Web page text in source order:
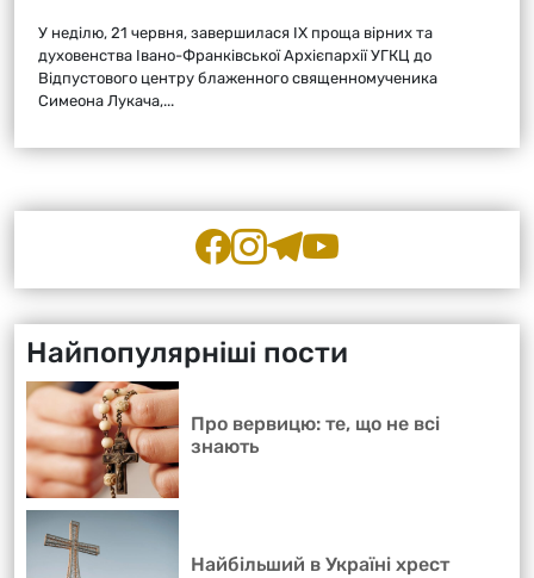
У неділю, 21 червня, завершилася ІХ проща вірних та
духовенства Івано-Франківської Архієпархії УГКЦ до
Відпустового центру блаженного священномученика
Симеона Лукача,...
Найпопулярніші пости
Про вервицю: те, що не всі
знають
Найбільший в Україні хрест